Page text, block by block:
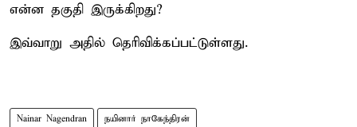
என்ன தகுதி இருக்கிறது?
இவ்வாறு அதில் தெரிவிக்கப்பட்டுள்ளது.
Nainar Nagendran நயினார் நாகேந்திரன்